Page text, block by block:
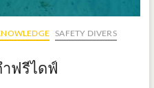
SAFETY DIVERS
ฟรีไดฟ์